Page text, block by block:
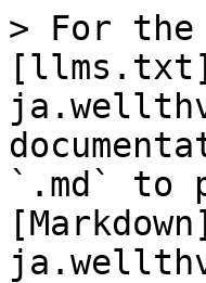
> For the
`.md` to